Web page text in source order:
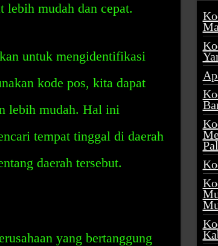
lebih mudah dan cepat.
untuk mengidentifikasi
kode pos, kita dapat
lebih mudah. Hal ini
tempat tinggal di daerah
daerah tersebut.
yang bertanggung